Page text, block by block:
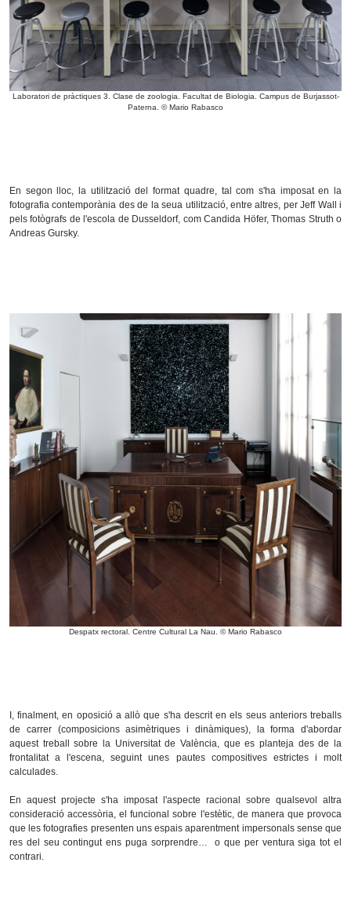
Laboratori de pràctiques 3. Clase de zoologia. Facultat de Biologia. Campus de Burjassot-
Paterna. © Mario Rabasco
En segon lloc, la utilització del format quadre, tal com s'ha imposat en la
fotografia contemporània des de la seua utilització, entre altres, per Jeff Wall i
pels fotògrafs de l'escola de Dusseldorf, com Candida Höfer, Thomas Struth o
Andreas Gursky.
Despatx rectoral. Centre Cultural La Nau. © Mario Rabasco
I, finalment, en oposició a allò que s'ha descrit en els seus anteriors treballs
de carrer (composicions asimètriques i dinàmiques), la forma d'abordar
aquest treball sobre la Universitat de València, que es planteja des de la
frontalitat a l'escena, seguint unes pautes compositives estrictes i molt
calculades.
En aquest projecte s'ha imposat l'aspecte racional sobre qualsevol altra
consideració accessòria, el funcional sobre l'estètic, de manera que provoca
que les fotografies presenten uns espais aparentment impersonals sense que
res del seu contingut ens puga sorprendre… o que per ventura siga tot el
contrari.